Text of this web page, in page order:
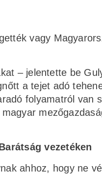
vagy
– jelentette be
a tejet adó
folyamatról van
vezetéken
ahhoz, hogy ne